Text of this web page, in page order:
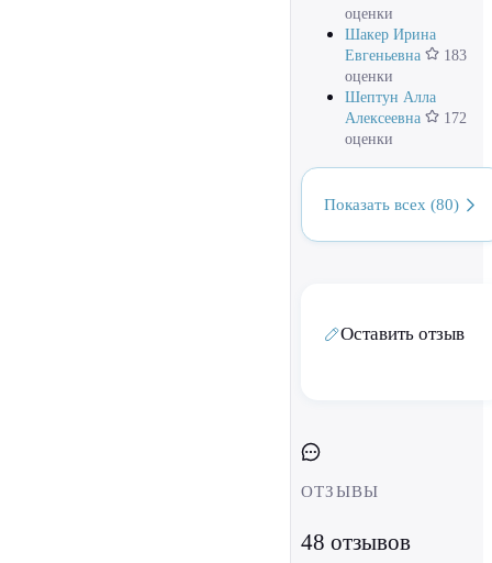
оценки
Шакер Ирина
Евгеньевна
183
оценки
Шептун Алла
Алексеевна
172
оценки
Показать всех (80)
Оставить отзыв
ОТЗЫВЫ
48 отзывов